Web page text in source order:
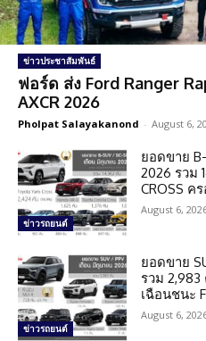
ข่าวประชาสัมพันธ์
ฟอร์ด ส่ง Ford Ranger
AXCR 2026
Pholpat Salayakanond - August 6,
ข่าวรถยนต์
ยอดขาย
2026 รวม
CROSS ค
August 6,
ข่าวรถยนต์
ยอดขาย
รวม
เฉือนชนะ
August 6,